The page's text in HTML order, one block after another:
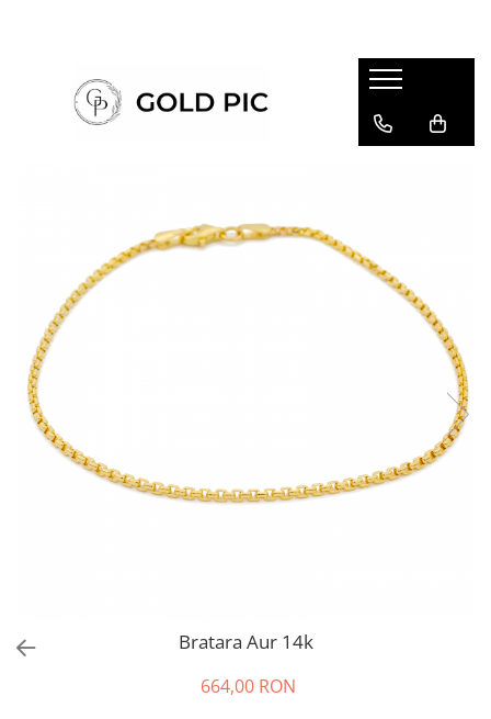
Bratara Aur 14k
664,00 RON